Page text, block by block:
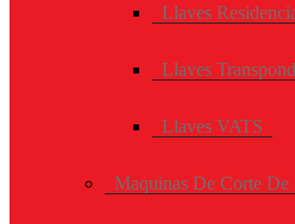
Llaves
Llaves
Llaves VATS
Maquinas De Corte De